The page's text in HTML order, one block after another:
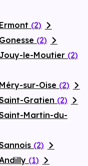
(2)
(2)
le-Moutier (2)
sur-Oise (2)
Gratien (2)
Martin-du-
(2)
(1)